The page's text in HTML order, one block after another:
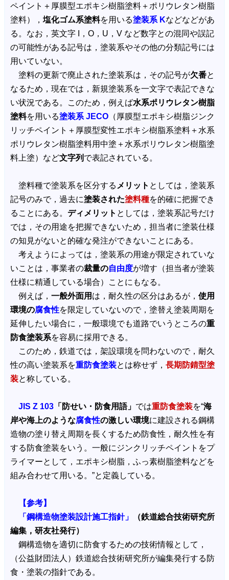
ペイント＋厚膜型エポキシ樹脂塗料＋ポリウレタン樹脂
塗料）， 塩化ゴム系塗料を用いる塗装系 Kなどなどがあ
る。なお，英文字 I，O，U，V など数字との混同や誤記
の可能性がある記号は，塗装系やその他の分類記号には
用いていない。
塗料の更新で廃止された塗装系は，その記号が欠番と
なるため，現在では，新規塗装系を一文字で表記できな
い状況である。このため，例えば水系ポリウレタン樹脂
塗料を用いる塗装系 JECO （厚膜型エポキシ樹脂ジンク
リッチペイント＋厚膜型変性エポキシ樹脂系塗料＋水系
ポリウレタン樹脂塗料用中塗＋水系ポリウレタン樹脂塗
料上塗）など文字列 で表記されている。
塗料種で塗装系を区分する メリット としては，塗装系
記号のみで，過去に塗装された塗料種を的確に把握でき
ることにある。 ディメリット としては，塗装系記号だけ
では，その用途を把握できないため，担当者に塗装仕様
の知見がないと的確な発注ができないことにある。
考えようによっては，塗装系の用途が限定されていな
いことは，事業者の裁量の自由度が増す（担当者が塗装
仕様に精通している場合）ことにもなる。
例えば， 一般外面用 は，耐久性の区分はあるが， 使用
環境の腐食性を限定していないので，塗替え塗装周期を
延伸したい場合に，一般環境でも道路でいうところの重
防食塗装系を容易に採用できる。
このため，鉄道では，架設環境を問わないので，耐久
性の高い塗装系を重防食塗装とは称せず， 長期防錆型塗
装と称している。
JIS Z 103 「防せい・防食用語」 では重防食塗装を“海
岸や海上のような腐食性の激しい環境に建設される鋼構
造物の塗り替え周期を長くするため防食性，耐久性を有
する防食塗装をいう。一般にジンクリッチペイントをプ
ライマーとして，エポキシ樹脂，ふっ素樹脂塗料などを
組み合わせて用いる。”と定義している。
【参考】
「鋼構造物塗装設計施工指針」
（鉄道総合技術研究所
編集，研友社発行）
鋼構造物を適切に防食するための技術情報として，
（公益財団法人）鉄道総合技術研究所が編集発行する防
食・塗装の指針である。